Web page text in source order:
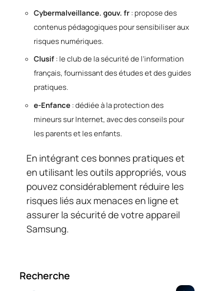
Cybermalveillance. gouv. fr: propose des
contenus pédagogiques pour sensibiliser aux
risques numériques.
Clusif: le club de la sécurité de l’information
français, fournissant des études et des guides
pratiques.
e-Enfance: dédiée à la protection des
mineurs sur Internet, avec des conseils pour
les parents et les enfants.
En intégrant ces bonnes pratiques et
en utilisant les outils appropriés, vous
pouvez considérablement réduire les
risques liés aux menaces en ligne et
assurer la sécurité de votre appareil
Samsung.
Recherche